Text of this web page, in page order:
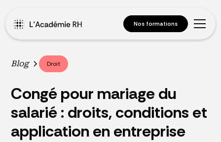
Nos formations
Blog Droit
Congé pour mariage du
salarié : droits, conditions et
application en entreprise